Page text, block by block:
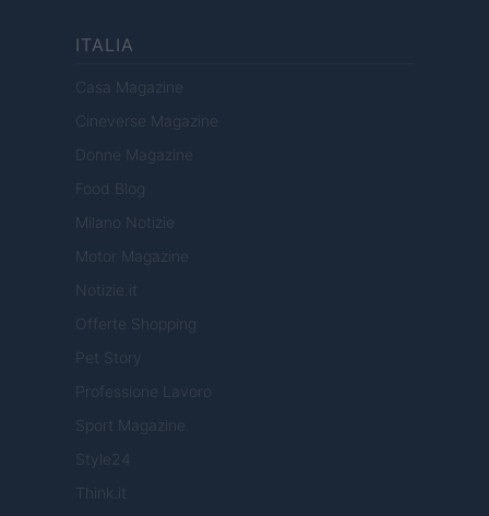
ITALIA
Casa Magazine
Cineverse Magazine
Donne Magazine
Food Blog
Milano Notizie
Motor Magazine
Notizie.it
Offerte Shopping
Pet Story
Professione Lavoro
Sport Magazine
Style24
Think.it